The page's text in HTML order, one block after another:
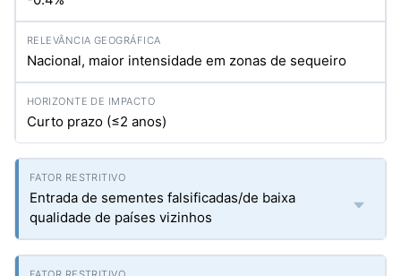
Nacional, maior intensidade em zonas de sequeiro
Curto prazo (≤2 anos)
Entrada de sementes falsificadas/de baixa
qualidade de países vizinhos